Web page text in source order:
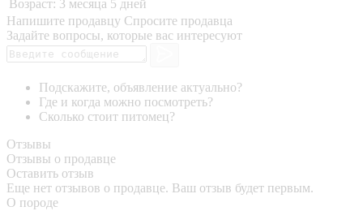
Возраст: 3 месяца 5 дней
Напишите продавцу Спросите продавца
Задайте вопросы, которые вас интересуют
Подскажите, объявление актуально?
Где и когда можно посмотреть?
Сколько стоит питомец?
Отзывы
Отзывы о продавце
Оставить отзыв
Еще нет отзывов о продавце. Ваш отзыв будет первым.
О породе